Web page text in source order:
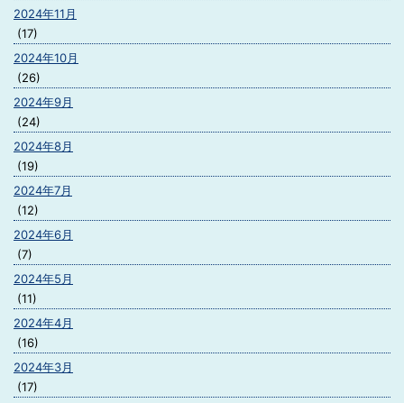
2024年11月
(17)
2024年10月
(26)
2024年9月
(24)
2024年8月
(19)
2024年7月
(12)
2024年6月
(7)
2024年5月
(11)
2024年4月
(16)
2024年3月
(17)